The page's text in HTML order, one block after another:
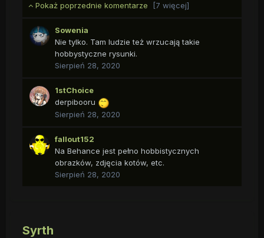
Pokaż poprzednie komentarze [7 więcej]
Sowenia
Nie tylko. Tam ludzie też wrzucają takie
hobbystyczne rysunki.
Sierpień 28, 2020
1stChoice
derpibooru
Sierpień 28, 2020
fallout152
Na Behance jest pełno hobbistycznych
obrazków, zdjęcia kotów, etc.
Sierpień 28, 2020
Syrth